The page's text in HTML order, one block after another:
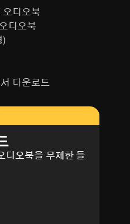
오디오북
디오북
)
다운로드
디오북을 무제한 들